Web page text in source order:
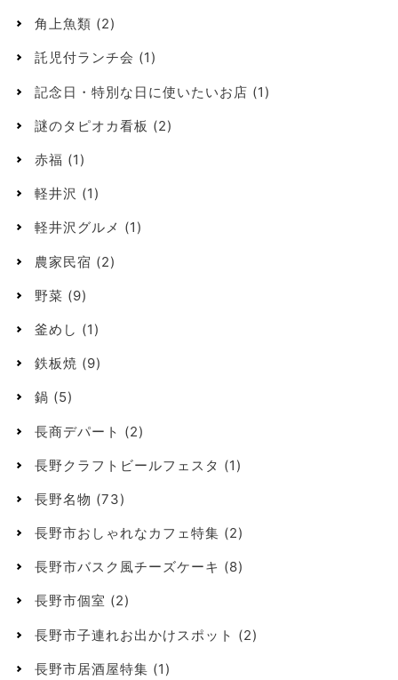
角上魚類 (2)
託児付ランチ会 (1)
記念日・特別な日に使いたいお店 (1)
謎のタピオカ看板 (2)
赤福 (1)
軽井沢 (1)
軽井沢グルメ (1)
農家民宿 (2)
野菜 (9)
釜めし (1)
鉄板焼 (9)
鍋 (5)
長商デパート (2)
長野クラフトビールフェスタ (1)
長野名物 (73)
長野市おしゃれなカフェ特集 (2)
長野市バスク風チーズケーキ (8)
長野市個室 (2)
長野市子連れお出かけスポット (2)
長野市居酒屋特集 (1)